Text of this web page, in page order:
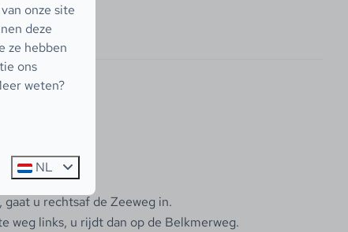
, gaat u rechtsaf de Zeeweg in.
weg links, u rijdt dan op de Belkmerweg.
onze site
deze
ze hebben
ons
weten?
NL